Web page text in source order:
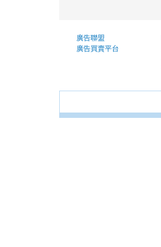
廣告聯盟
廣告買賣平台